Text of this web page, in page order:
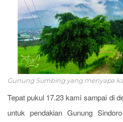
Gunung Sumbing yang menyapa
Tepat pukul 17.23 kami sampai di
untuk pendakian Gunung